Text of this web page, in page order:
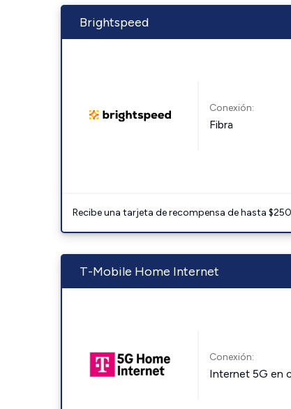
Brightspeed
Conexión:
Fibra
Recibe una tarjeta de recompensa de hasta
T-Mobile Home Internet
Conexión:
Internet 5G en